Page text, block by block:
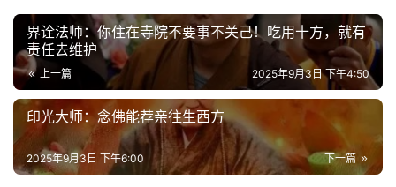
益
慈
善
佛
物
登录 注册
界诠法师：你住在寺院不要事不关己！吃用十方，就有
责任去维护
上一篇 2025年9月3日 下午4:50
印光大师：念佛能荐亲往生西方
下一篇
2025年9月3日 下午6:00